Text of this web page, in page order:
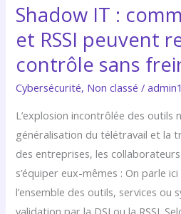
Shadow IT :
et RSSI peuvent
contrôle sans
Cybersécurité, Non classé /
L’explosion incontrôlée des outils
généralisation du télétravail et la
des entreprises, les
s’équiper eux-mêmes : On parle
l’ensemble des outils, services ou
validation par la DSI ou la RSSI.
Shadow
:
comment
les
RSSI
reprendre